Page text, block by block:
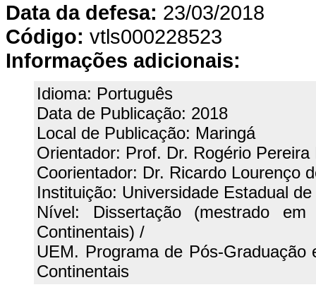
Data da defesa: 23/03/2018
Código: vtls000228523
Informações adicionais:
Idioma: Português
Data de Publicação: 2018
Local de Publicação: Maringá
Orientador: Prof. Dr. Rogério Pereira
Coorientador: Dr. Ricardo Lourenço
Instituição: Universidade Estadual
Nível: Dissertação (mestrado
Continentais) /
UEM. Programa de Pós-Graduação
Continentais